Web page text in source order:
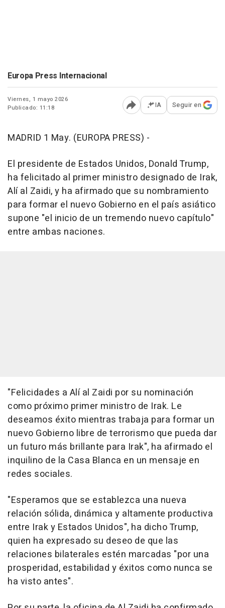
Europa Press Internacional
Viernes, 1 mayo 2026
Publicado: 11:18
Abrir opciones para
IA Seguir en
MADRID 1 May. (EUROPA PRESS) -
El presidente de Estados Unidos, Donald Trump,
ha felicitado al primer ministro designado de Irak,
Alí al Zaidi, y ha afirmado que su nombramiento
para formar el nuevo Gobierno en el país asiático
supone "el inicio de un tremendo nuevo capítulo"
entre ambas naciones.
"Felicidades a Alí al Zaidi por su nominación
como próximo primer ministro de Irak. Le
deseamos éxito mientras trabaja para formar un
nuevo Gobierno libre de terrorismo que pueda dar
un futuro más brillante para Irak", ha afirmado el
inquilino de la Casa Blanca en un mensaje en
redes sociales.
"Esperamos que se establezca una nueva
relación sólida, dinámica y altamente productiva
entre Irak y Estados Unidos", ha dicho Trump,
quien ha expresado su deseo de que las
relaciones bilaterales estén marcadas "por una
prosperidad, estabilidad y éxitos como nunca se
ha visto antes".